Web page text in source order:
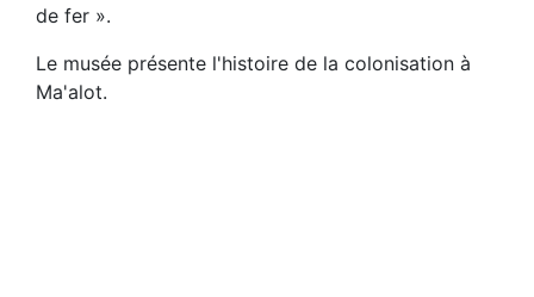
de fer ».
Le musée présente l'histoire de la colonisation à
Ma'alot.